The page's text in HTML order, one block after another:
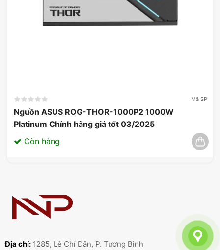
Mã SP:
Nguồn ASUS ROG-THOR-1000P2 1000W
Platinum Chính hãng giá tốt 03/2025
Còn hàng
Địa chỉ: 1285, Lê Chí Dân, P. Tương Bình